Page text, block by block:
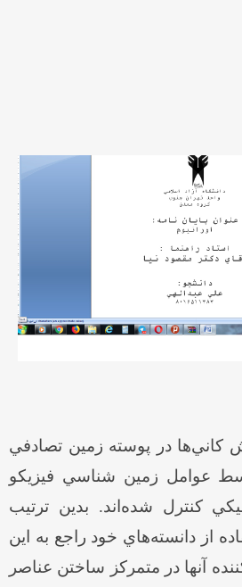
کاني‌ها در پوسته زمين تصادفي
عوامل زمين شناسي فيزيکو
کنترل شده‌اند. بدين ترتيب
از دانسته‌هاي خود راجع به اين
آنها در متمرکز ساختن عناصر